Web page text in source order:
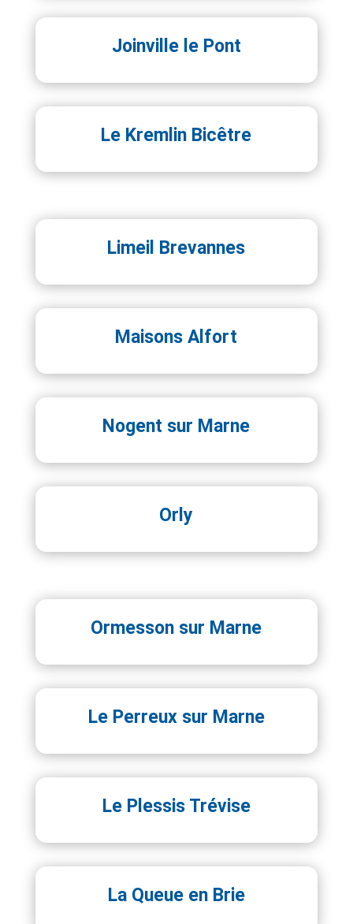
Joinville le Pont
Le Kremlin Bicêtre
Limeil Brevannes
Maisons Alfort
Nogent sur Marne
Orly
Ormesson sur Marne
Le Perreux sur Marne
Le Plessis Trévise
La Queue en Brie